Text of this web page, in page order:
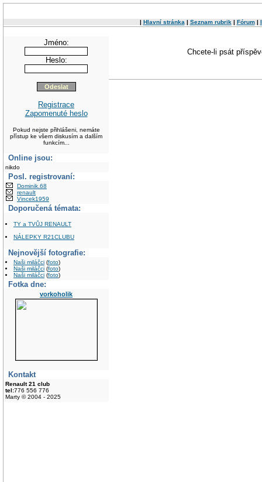
| Hlavní stránka | Seznam rubrik | Fórum|
Jméno:
Heslo:
Registrace
Zapomenuté heslo
Pokud nejste přihlášeni, nemáte
přístup ke všem diskusím a dalším
funkcím...
Online jsou:
nikdo
Posl. registrovaní:
Dominik.68
renault
Vincek1959
Doporučená témata:
TY a TVŮJ RENAULT
NÁLEPKY R21CLUBU
Nejnovější fotografie:
Naši miláčci (foto)
Naši miláčci (foto)
Naši miláčci (foto)
Fotka dne:
vorkoholik
Kontakt
Renault 21 club
tel:776 556 776
Marty © 2004 - 2025
Chcete-li psát